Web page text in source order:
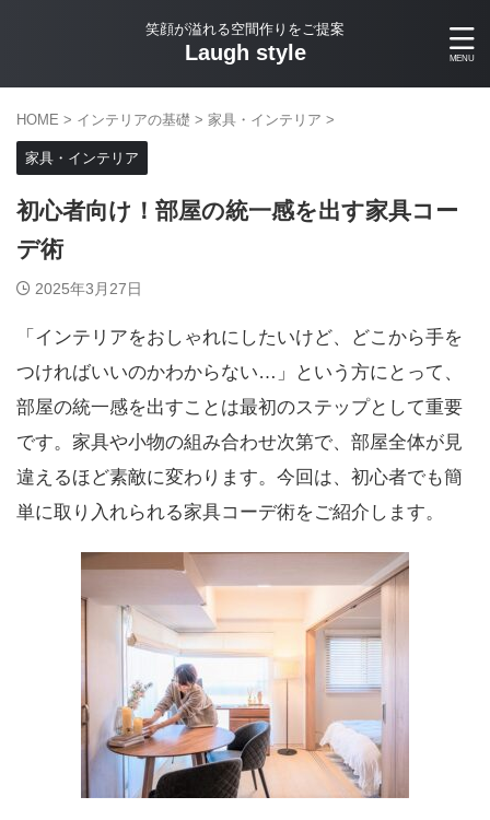
笑顔が溢れる空間作りをご提案
Laugh style
HOME > インテリアの基礎 > 家具・インテリア >
家具・インテリア
初心者向け！部屋の統一感を出す家具コー
デ術
2025年3月27日
「インテリアをおしゃれにしたいけど、どこから手を
つければいいのかわからない…」という方にとって、
部屋の統一感を出すことは最初のステップとして重要
です。家具や小物の組み合わせ次第で、部屋全体が見
違えるほど素敵に変わります。今回は、初心者でも簡
単に取り入れられる家具コーデ術をご紹介します。